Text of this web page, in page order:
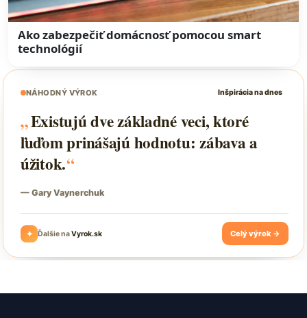
Ako zabezpečiť domácnosť pomocou smart
technológií